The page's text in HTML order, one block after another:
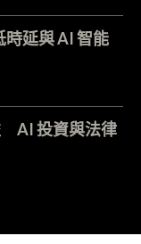
延與 AI 智能
AI 投資與法律